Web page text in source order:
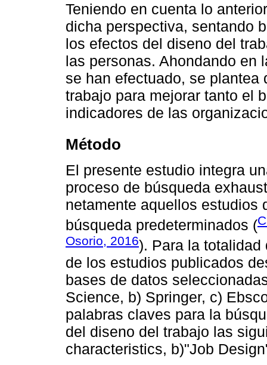
Teniendo en cuenta lo
dicha perspectiva, sentando
los efectos del diseno del
las personas. Ahondando en
se han efectuado, se
trabajo para mejorar tanto el
indicadores de las
Método
El presente estudio integra
proceso de búsqueda
netamente aquellos estudios
búsqueda predeterminados (
Osorio, 2016). Para la
de los estudios publicados
bases de datos
Science, b) Springer, c)
palabras claves para la
del diseno del trabajo las
characteristics, b)"Job